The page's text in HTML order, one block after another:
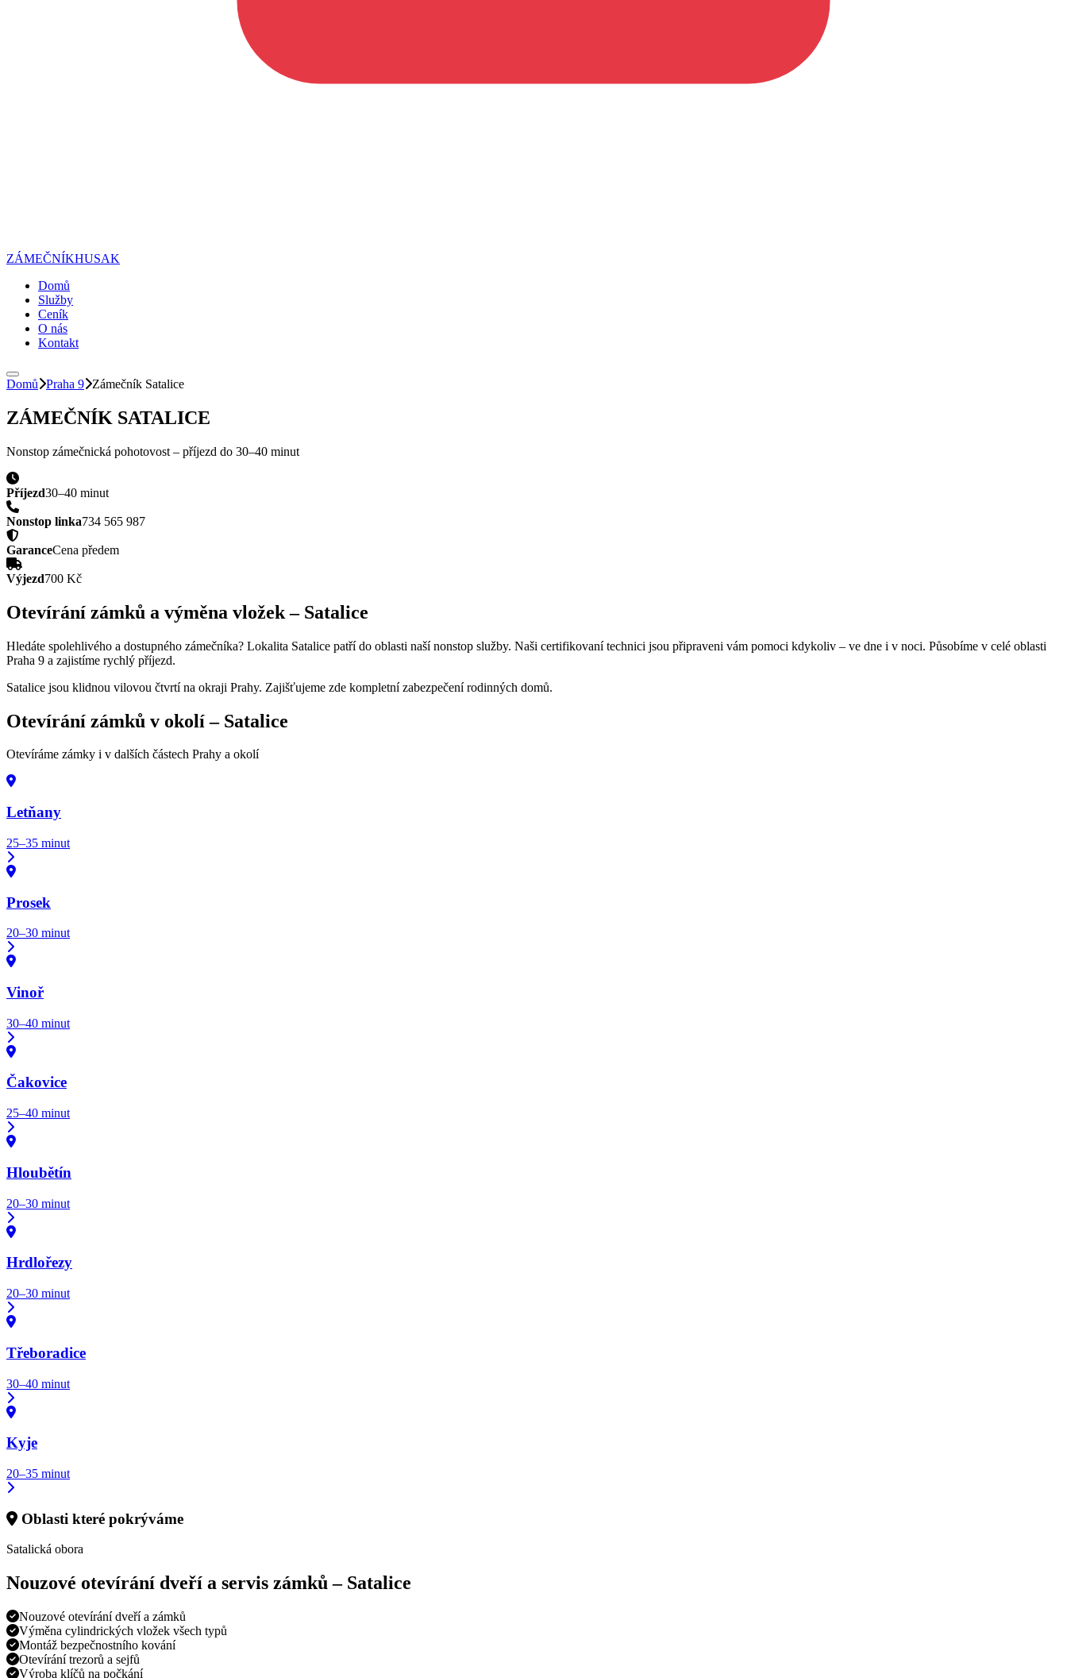
ZÁMEČNÍKHUSAK
Domů
Služby
Ceník
O nás
Kontakt
Domů Praha 9 Zámečník Satalice
ZÁMEČNÍK SATALICE
Nonstop zámečnická pohotovost – příjezd do 30–40 minut
Příjezd30–40 minut
Nonstop linka734 565 987
GaranceCena předem
Výjezd700 Kč
Otevírání zámků a výměna vložek – Satalice
Hledáte spolehlivého a dostupného zámečníka? Lokalita Satalice patří do oblasti naší nonstop služby. Naši certifikovaní technici jsou připraveni vám pomoci kdykoliv – ve dne i v noci. Působíme v celé oblasti
Praha 9 a zajistíme rychlý příjezd.
Satalice jsou klidnou vilovou čtvrtí na okraji Prahy. Zajišťujeme zde kompletní zabezpečení rodinných domů.
Otevírání zámků v okolí – Satalice
Otevíráme zámky i v dalších částech Prahy a okolí
Letňany
25–35 minut
Prosek
20–30 minut
Vinoř
30–40 minut
Čakovice
25–40 minut
Hloubětín
20–30 minut
Hrdlořezy
20–30 minut
Třeboradice
30–40 minut
Kyje
20–35 minut
Oblasti které pokrýváme
Satalická obora
Nouzové otevírání dveří a servis zámků – Satalice
Nouzové otevírání dveří a zámků
Výměna cylindrických vložek všech typů
Montáž bezpečnostního kování
Otevírání trezorů a sejfů
Výroba klíčů na počkání